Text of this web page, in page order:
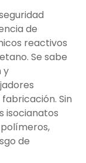
de
reactivos
Se sabe
y
Sin
isocianatos
de